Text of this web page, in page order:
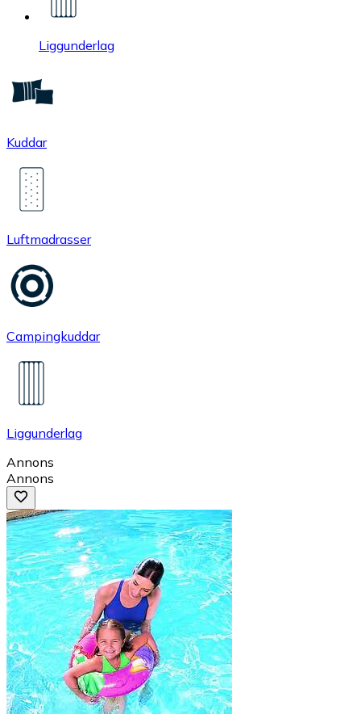
Liggunderlag
Kuddar
Luftmadrasser
Campingkuddar
Liggunderlag
Annons
Annons